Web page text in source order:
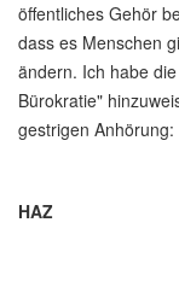
öffentliches Gehör
dass es Menschen
ändern. Ich habe
Bürokratie"
gestrigen Anhörung:
HAZ